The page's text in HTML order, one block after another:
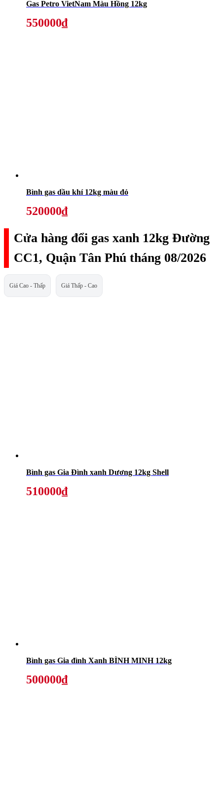
Gas Petro VietNam Màu Hồng 12kg
550000₫
Bình gas dầu khí 12kg màu đỏ
520000₫
Cửa hàng đổi gas xanh 12kg Đường
CC1, Quận Tân Phú tháng 08/2026
Giá Cao - Thấp Giá Thấp - Cao
Bình gas Gia Đình xanh Dương 12kg Shell
510000₫
Bình gas Gia đình Xanh BÌNH MINH 12kg
500000₫